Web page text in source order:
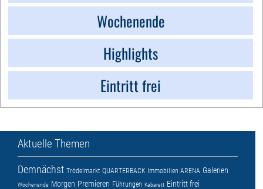
Wochenende
Highlights
Eintritt frei
Aktuelle Themen
Demnächst Trödelmarkt QUARTERBACK Immobilien ARENA Galerien
Wochenende Morgen Premieren Führungen Kabarett Eintritt frei